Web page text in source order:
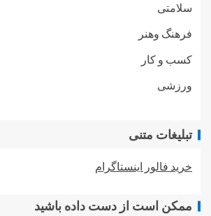
سلامتی
فرهنگ وهنر
کسب و کار
ورزشی
تبلیغات متنی
خرید فالور اینستاگرام
ممکن است از دست داده باشید